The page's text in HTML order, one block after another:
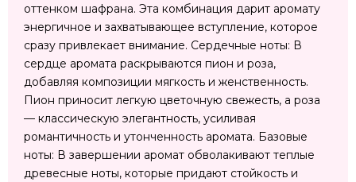
оттенком шафрана. Эта комбинация дарит аромату
энергичное и захватывающее вступление, которое
сразу привлекает внимание. Сердечные ноты: В
сердце аромата раскрываются пион и роза,
добавляя композиции мягкость и женственность.
Пион приносит легкую цветочную свежесть, а роза
— классическую элегантность, усиливая
романтичность и утонченность аромата. Базовые
ноты: В завершении аромат обволакивают теплые
древесные ноты, которые придают стойкость и